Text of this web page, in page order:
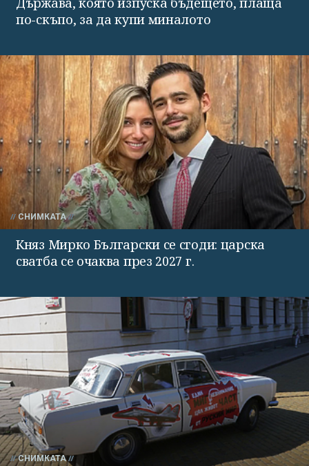
по-скъпо, за да купи миналото
СНИМКАТА
Княз Мирко Български се сгоди: царска
сватба се очаква през 2027 г.
СНИМКАТА